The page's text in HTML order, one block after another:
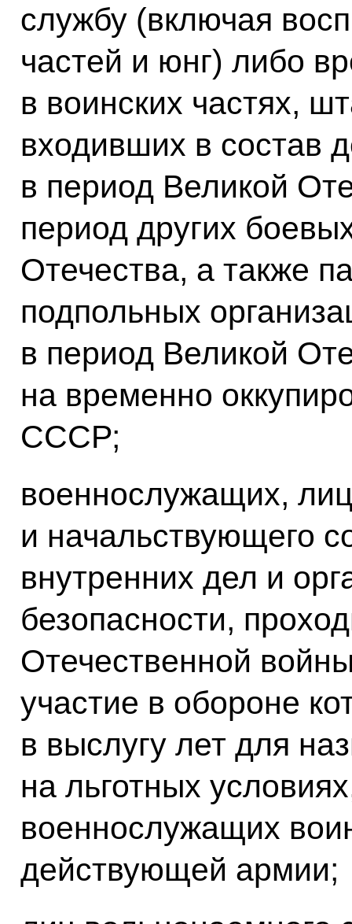
службу (включая
частей и юнг) либо
в воинских частях,
входивших в состав
в период Великой
период других
Отечества, а также
подпольных
в период Великой
на временно
СССР;
военнослужащих,
и начальствующего
внутренних дел и
безопасности,
Отечественной
участие в обороне
в выслугу лет для
на льготных
военнослужащих
действующей армии;